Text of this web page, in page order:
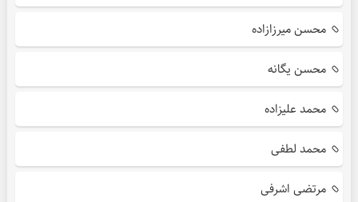
محسن میرزازاده
محسن یگانه
محمد علیزاده
محمد لطفی
مرتضی اشرفی